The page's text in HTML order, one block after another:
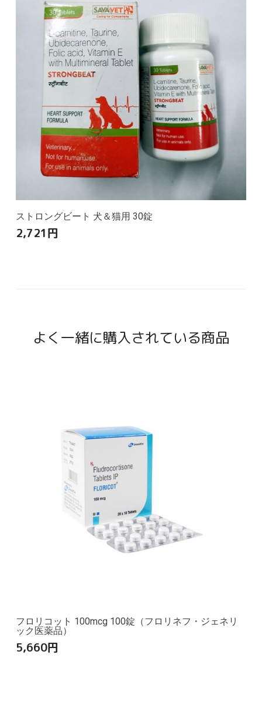
ストロングビート 犬＆猫用 30錠
2,721円
よく一緒に購入されている商品
フロリコット 100mcg 100錠（フロリネフ・ジェネリ
ック医薬品）
5,660円